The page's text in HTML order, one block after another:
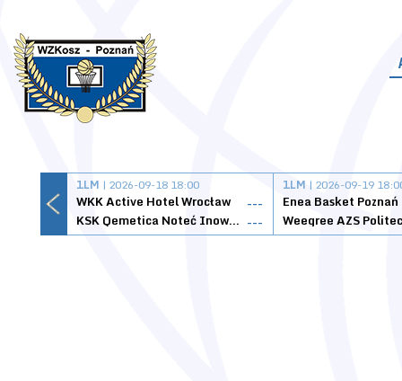
1LM | 2026-09-18 18:00
WKK Active Hotel Wrocław
---
KSK Qemetica Noteć Inowrocław ---
1LM | 2026-09-19
Enea Basket Poznań